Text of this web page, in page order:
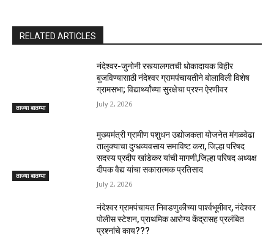
RELATED ARTICLES
ताज्या बातम्या
नंदेश्वर-जुनोनी रस्त्यालगतची धोकादायक विहीर
बुजविण्यासाठी नंदेश्वर ग्रामपंचायतीने बोलाविली विशेष
ग्रामसभा; विद्यार्थ्यांच्या सुरक्षेचा प्रश्न ऐरणीवर
July 2, 2026
ताज्या बातम्या
मुख्यमंत्री ग्रामीण पशुधन उद्योजकता योजनेत मंगळवेढा
तालुक्याचा दुग्धव्यवसाय समाविष्ट करा, जिल्हा परिषद
सदस्य प्रदीप खांडेकर यांची मागणी,जिल्हा परिषद अध्यक्ष
दीपक वैद्य यांचा सकारात्मक प्रतिसाद
July 2, 2026
नंदेश्वर ग्रामपंचायत निवडणुकीच्या पार्श्वभूमीवर, नंदेश्वर
पोलीस स्टेशन, प्राथमिक आरोग्य केंद्रासह प्रलंबित
प्रश्नांचे काय???